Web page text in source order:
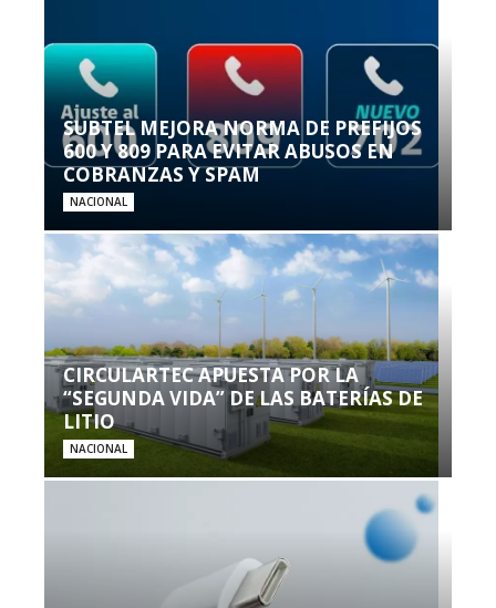
SUBTEL MEJORA NORMA DE PREFIJOS
600 Y 809 PARA EVITAR ABUSOS EN
COBRANZAS Y SPAM
NACIONAL
CIRCULARTEC APUESTA POR LA
“SEGUNDA VIDA” DE LAS BATERÍAS DE
LITIO
NACIONAL